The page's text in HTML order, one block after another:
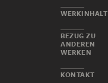
WERKINHALT
BEZUG ZU
ANDEREN
WERKEN
KONTAKT